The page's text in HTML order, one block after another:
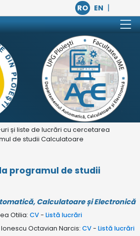
RO EN |
uri și liste de lucrări cu cercetarea
de studii Calculatoare
programul de studii
Calculatoare și Electronică
Otilia: CV- Listă lucrări
Octavian Narcis: CV- Listă lucrări